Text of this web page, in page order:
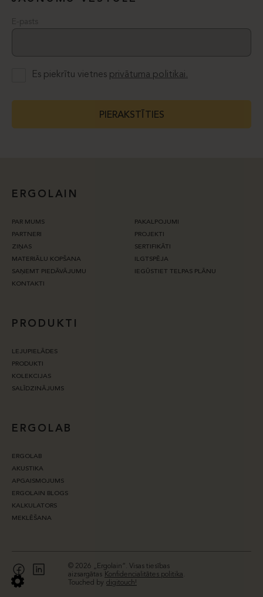
E-pasts
Es piekrītu vietnes privātuma politikai.
PIERAKSTĪTIES
ERGOLAIN
PAR MUMS
PAKALPOJUMI
PARTNERI
PROJEKTI
ZIŅAS
SERTIFIKĀTI
MATERIĀLU KOPŠANA
ILGTSPĒJA
SAŅEMT PIEDĀVĀJUMU
IEGŪSTIET TELPAS PLĀNU
KONTAKTI
PRODUKTI
LEJUPIELĀDES
PRODUKTI
KOLEKCIJAS
SALĪDZINĀJUMS
ERGOLAB
ERGOLAB
AKUSTIKA
APGAISMOJUMS
ERGOLAIN BLOGS
KALKULATORS
MEKLĒŠANA
© 2026 „Ergolain“. Visas tiesības
aizsargātas Konfidencialitātes politika.
Touched by digitouch!